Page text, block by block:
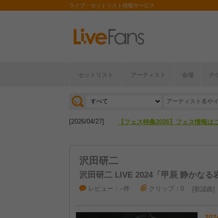
ライブ・セットリスト情報サービス
セットリスト アーティスト 会場 チ
[2026/07/28] 【ライブ動員ランキング】2026年
[2026/04/27] 【フェス特集2026】フェス情報は
沢田研二
沢田研二 LIVE 2024「甲辰 静かなる
レビュー：--件 クリップ：0 歌謡曲